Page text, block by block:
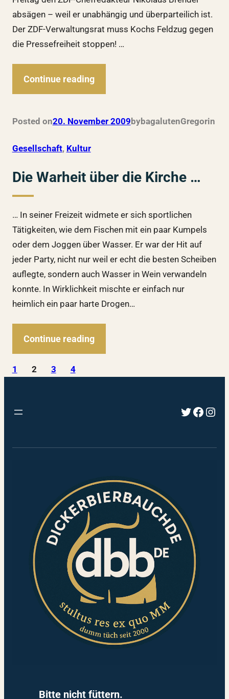
absägen – weil er unabhängig und überparteilich ist.
Der ZDF-Verwaltungsrat muss Kochs Feldzug gegen
die Pressefreiheit stoppen! …
Continue reading
Posted on20. November 2009 bybagalutenGregorin
Gesellschaft, Kultur
Die Warheit über die Kirche …
… In seiner Freizeit widmete er sich sportlichen
Tätigkeiten, wie dem Fischen mit ein paar Kumpels
oder dem Joggen über Wasser. Er war der Hit auf
jeder Party, nicht nur weil er echt die besten Scheiben
auflegte, sondern auch Wasser in Wein verwandeln
konnte. In Wirklichkeit mischte er einfach nur
heimlich ein paar harte Drogen…
Continue reading
1 2 3 4
Twitter
Bitte nicht füttern.